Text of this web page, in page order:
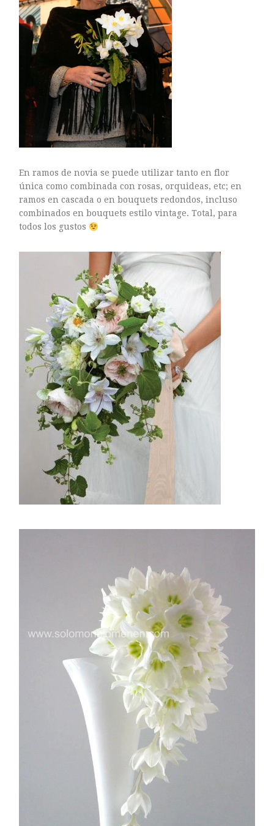
En ramos de novia se puede utilizar tanto en flor
única como combinada con rosas, orquideas, etc; en
ramos en cascada o en bouquets redondos, incluso
combinados en bouquets estilo vintage. Total, para
todos los gustos